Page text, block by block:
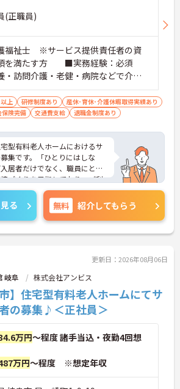
(正職員)
福祉士 ※サービス提供責任者の資
を満たす方 ■実務経験：必須
・訪問介護・老健・病院などで介護
経験が3年程度ある方）☆サ責未経験
トの実績多数☆
上 研修制度あり
産休･育休･介護休暇取得実績あり
保険完備 交通費支給 退職金制度あり
型有料老人ホームにおけるサ
集です。「ひとりにはしな
居者だけでなく、職員にとっ
づくりを目指しており、ご利
添ってサービスを提供してい
います。サービス提供責任者
された方も多数いらっしゃい
面接対策ポイントなど、さら
る 無料 紹介してもらう
更新日：2026年08月06日
岐阜 株式会社アンビス
】住宅型有料老人ホームにてサ
の募集♪＜正社員＞
万円～程度 諸手当込・夜勤4回想
万円～程度 ※想定年収